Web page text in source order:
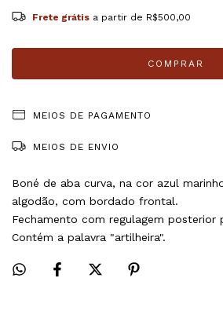
Frete grátis a partir de R$500,00
MEIOS DE PAGAMENTO
MEIOS DE ENVIO
Boné de aba curva, na cor azul
algodão, com bordado frontal.
Fechamento com regulagem posterior
Contém a palavra "artilheira".